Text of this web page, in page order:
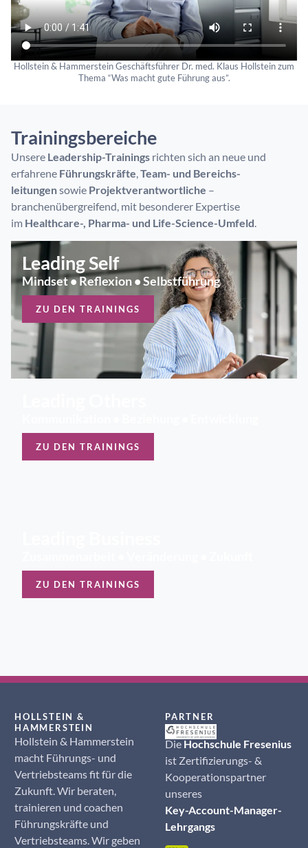
Hollstein & Hammerstein Geschäftsführer Dr. med. Klaus Hollstein zum
Thema “Was macht gute Führung aus”.
Trainingsbereiche
Unsere Leadership-Trainings richten sich an neue und
erfahrene Führungskräfte,Team- und Bereichs­
leitungensowie Projekt­verantwortliche –
branchenübergreifend, mit besonderer Expertise
im Healthcare-, Pharma- und Life-Science-Umfeld.
Leading Self
Mindset • Reflexion • Selbstführung
ZU DEN TRAININGS
ZU DEN TRAININGS
ZU DEN TRAININGS
HOLLSTEIN &
HAMMERSTEIN
Hollstein & Hammerstein
macht Führungs- und
Vertriebsteams fit für die
Zukunft. Wir beraten,
trainieren und coachen
Führungskräfte und
Vertriebsteams. Wir geben
PARTNER
Die Hochschule Fresenius
ist Zertifizierungs- &
Kooperationspartner
unseres
Key-Account-Manager-
Lehrgangs